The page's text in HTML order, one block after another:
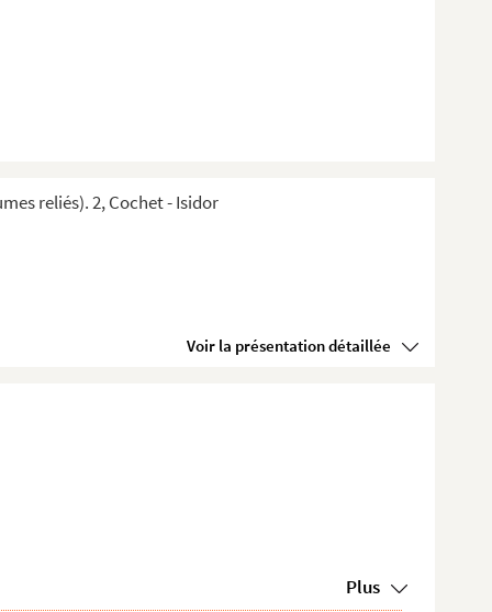
reliés). 2, Cochet - Isidor
Voir la présentation détaillée
Plus